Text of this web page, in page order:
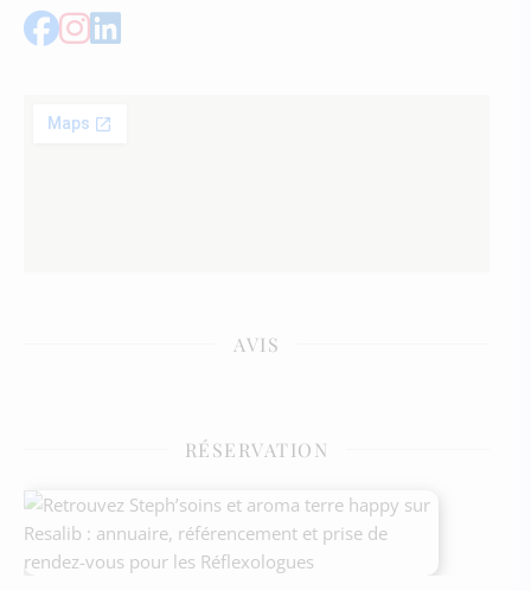
AVIS
RÉSERVATION